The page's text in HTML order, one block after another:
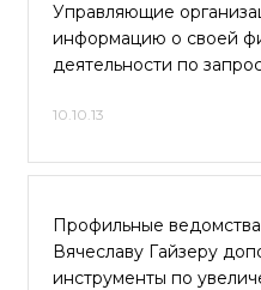
Управляющие
информацию о своей
деятельности по
10.10.13
Профильные
Вячеславу Гайзеру
инструменты по